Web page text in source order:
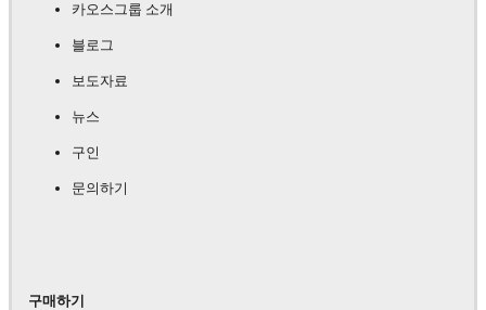
카오스그룹 소개
블로그
보도자료
뉴스
구인
문의하기
구매하기